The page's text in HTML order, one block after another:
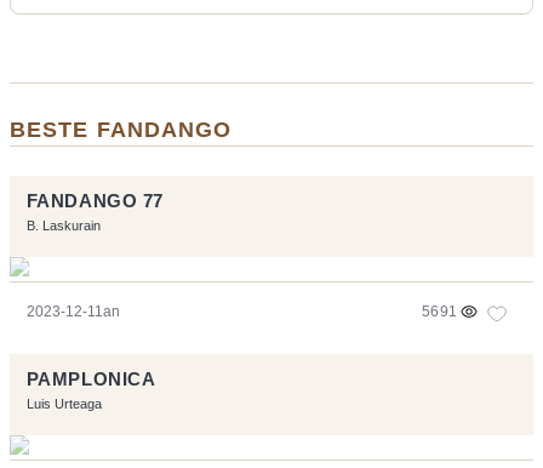
BESTE FANDANGO
FANDANGO 77
B. Laskurain
2023-12-11an 5691
PAMPLONICA
Luis Urteaga